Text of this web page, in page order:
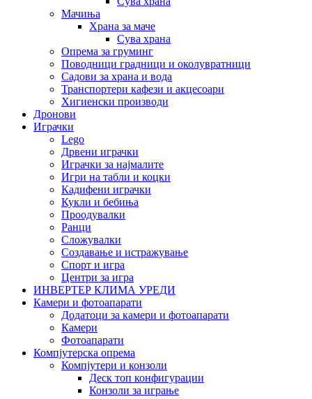
Мачиња
Храна за маче
Сува храна
Опрема за груминг
Поводници градници и околувратници
Садови за храна и вода
Транспортери кафези и акцесоари
Хигиенски производи
Дронови
Играчки
Lego
Дрвени играчки
Играчки за најмалите
Игри на табли и коцки
Кадифени играчки
Кукли и бебиња
Проодувалки
Ранци
Сложувалки
Создавање и истражување
Спорт и игра
Центри за игра
ИНВЕРТЕР КЛИМА УРЕДИ
Камери и фотоапарати
Додатоци за камери и фотоапарати
Камери
Фотоапарати
Компјутерска опрема
Компјутери и конзоли
Деск топ конфигурации
Конзоли за играње